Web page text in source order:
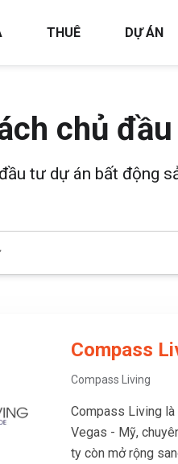
THUÊ DỰ ÁN
chủ
tư dự án bất động
Compass
Compass Living
Compass Living
Vegas - Mỹ,
ty còn mở rộng